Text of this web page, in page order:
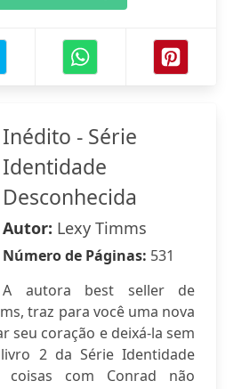
Inédito - Série
Identidade
Desconhecida
Autor: Lexy Timms
Número de Páginas: 531
A autora best seller de
traz para você uma nova
seu coração e deixá-la sem
2 da Série Identidade
coisas com Conrad não